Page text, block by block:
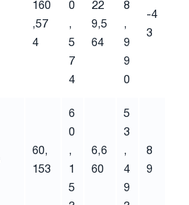
160
,57
4
0
,
5
7
4
22
9,5
64
8
,
9
9
0
-4
3
60,
153
6
0
,
1
5
6,6
60
5
3
,
4
9
8
9